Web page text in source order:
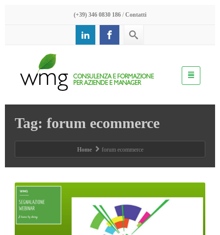
(+39) 346 0830 186 / Contatti
Tag: forum ecommerce
Home forum ecommerce